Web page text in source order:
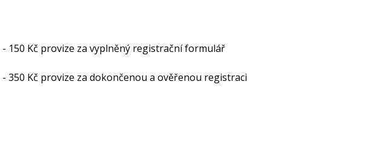
- 150 Kč provize za vyplněný registrační formulář
- 350 Kč provize za dokončenou a ověřenou registraci